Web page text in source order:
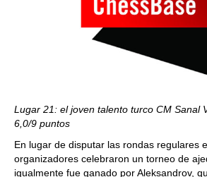
Lugar 21: el joven talento turco CM Sanal
6,0/9 puntos
En lugar de disputar las rondas regulares
organizadores celebraron un torneo de
igualmente fue ganado por Aleksandrov,